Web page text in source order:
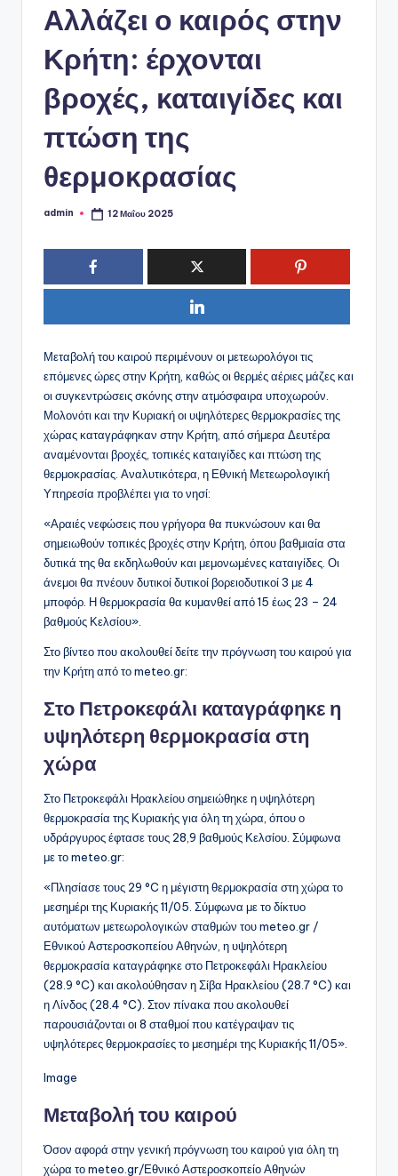
Αλλάζει ο καιρός στην
Κρήτη: έρχονται
βροχές, καταιγίδες και
πτώση της
θερμοκρασίας
Συγγραφέας:
admin 12 Μαΐου 2025
Μεταβολή του καιρού περιμένουν οι μετεωρολόγοι τις
επόμενες ώρες στην Κρήτη, καθώς οι θερμές αέριες μάζες και
οι συγκεντρώσεις σκόνης στην ατμόσφαιρα υποχωρούν.
Μολονότι και την Κυριακή οι υψηλότερες θερμοκρασίες της
χώρας καταγράφηκαν στην Κρήτη, από σήμερα Δευτέρα
αναμένονται βροχές, τοπικές καταιγίδες και πτώση της
θερμοκρασίας. Αναλυτικότερα, η Εθνική Μετεωρολογική
Υπηρεσία προβλέπει για το νησί:
«Αραιές νεφώσεις που γρήγορα θα πυκνώσουν και θα
σημειωθούν τοπικές βροχές στην Κρήτη, όπου βαθμιαία στα
δυτικά της θα εκδηλωθούν και μεμονωμένες καταιγίδες. Οι
άνεμοι θα πνέουν δυτικοί δυτικοί βορειοδυτικοί 3 με 4
μποφόρ. Η θερμοκρασία θα κυμανθεί από 15 έως 23 – 24
βαθμούς Κελσίου».
Στο βίντεο που ακολουθεί δείτε την πρόγνωση του καιρού για
την Κρήτη από το meteo.gr:
Στο Πετροκεφάλι καταγράφηκε η
υψηλότερη θερμοκρασία στη
χώρα
Στο Πετροκεφάλι Ηρακλείου σημειώθηκε η υψηλότερη
θερμοκρασία της Κυριακής για όλη τη χώρα, όπου ο
υδράργυρος έφτασε τους 28,9 βαθμούς Κελσίου. Σύμφωνα
με το meteo.gr:
«Πλησίασε τους 29 °C η μέγιστη θερμοκρασία στη χώρα το
μεσημέρι της Κυριακής 11/05. Σύμφωνα με το δίκτυο
αυτόματων μετεωρολογικών σταθμών του meteo.gr /
Εθνικού Αστεροσκοπείου Αθηνών, η υψηλότερη
θερμοκρασία καταγράφηκε στο Πετροκεφάλι Ηρακλείου
(28.9 °C) και ακολούθησαν η Σίβα Ηρακλείου (28.7 °C) και
η Λίνδος (28.4 °C). Στον πίνακα που ακολουθεί
παρουσιάζονται οι 8 σταθμοί που κατέγραψαν τις
υψηλότερες θερμοκρασίες το μεσημέρι της Κυριακής 11/05».
Image
Μεταβολή του καιρού
Όσον αφορά στην γενική πρόγνωση του καιρού για όλη τη
χώρα το meteo.gr/Εθνικό Αστεροσκοπείο Αθηνών